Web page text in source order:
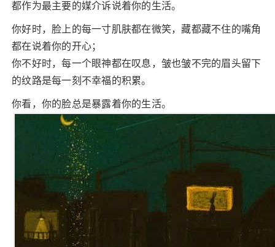
都作为最主要的媒介诉说着你的生活。
你好时，脸上的每一寸肌肤都在微笑，藏都藏不住的嘴角
都在说着你的开心；
你不好时，每一个眼神都在叹息，皱也皱不完的眉头留下
的纹路是每一刻不幸福的积累。
你看，你的脸总是暴露着你的生活。